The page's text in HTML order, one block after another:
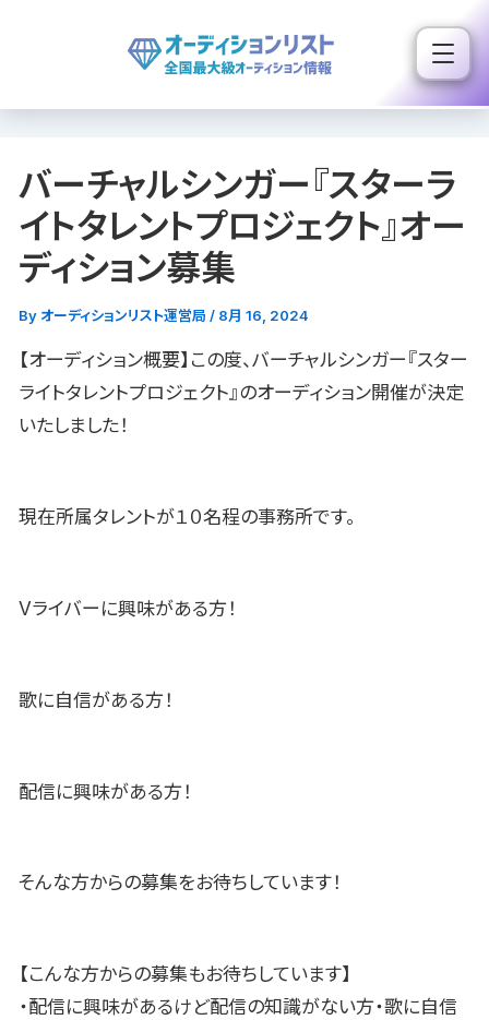
ス
バーチャルシンガー『スターラ
イトタレントプロジェクト』オー
ディション募集
By オーディションリスト運営局 / 8月 16, 2024
【オーディション概要】この度、バーチャルシンガー『スター
ライトタレントプロジェクト』のオーディション開催が決定
いたしました！
現在所属タレントが１０名程の事務所です。
Vライバーに興味がある方！
歌に自信がある方！
配信に興味がある方！
そんな方からの募集をお待ちしています！
【こんな方からの募集もお待ちしています】
・配信に興味があるけど配信の知識がない方・歌に自信